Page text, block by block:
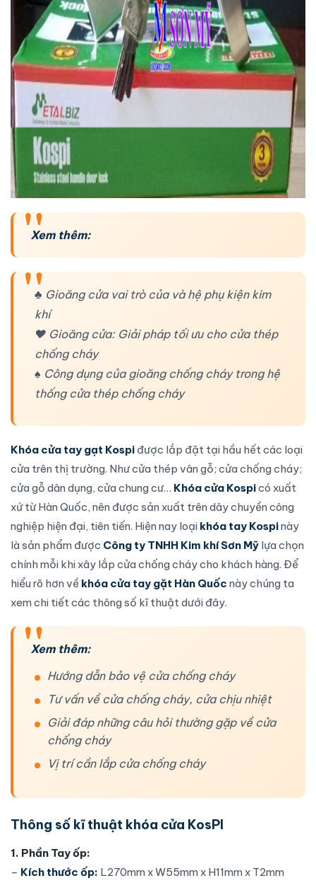
Xem thêm:
♣ Gioăng cửa vai trò của và hệ phụ kiện kim
khí
♥ Gioăng cửa: Giải pháp tối ưu cho cửa thép
chống cháy
♠ Công dụng của gioăng chống cháy trong hệ
thống cửa thép chống cháy
Khóa cửa tay gạt Kospi được lắp đặt tại hầu hết các loại
cửa trên thị trường. Nhưcửa thép vân gỗ; cửa chống cháy;
cửa gỗ dân dụng, cửa chung cư… Khóa cửa Kospicó xuất
xứ từ Hàn Quốc, nên được sản xuất trên dây chuyền công
nghiệp hiện đại, tiên tiến. Hiện nay loại khóa tay Kospinày
là sản phẩm được Công ty TNHH Kim khí Sơn Mỹ lựa chọn
chính mỗi khixây lắp cửa chống cháycho khách hàng. Để
hiểu rõ hơn về khóa cửa tay gặt Hàn Quốc này chúng ta
xem chi tiết các thông số kĩ thuật dưới đây.
Xem thêm:
Hướng dẫn bảo vệ cửa chống cháy
Tư vấn về cửa chống cháy, cửa chịu nhiệt
Giải đáp những câu hỏi thường gặp về cửa
chống cháy
Vị trí cần lắp cửa chống cháy
Thông số kĩ thuật khóa cửa KosPI
1. Phần Tay ốp:
– Kích thước ốp: L270mm x W55mm x H11mm x T2mm